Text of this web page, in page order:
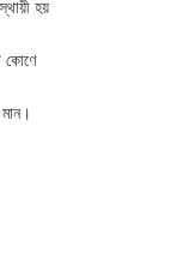
হয়
কোণে